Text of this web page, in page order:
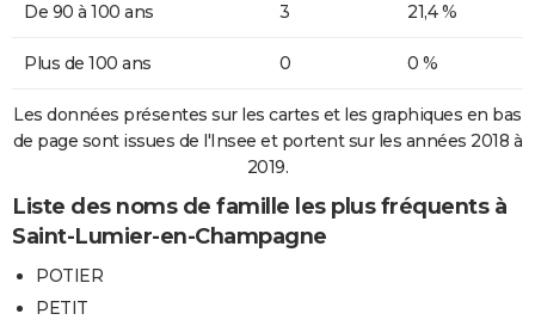
De 90 à 100 ans 3 21,4 %
Plus de 100 ans 0 0 %
Les données présentes sur les cartes et les graphiques en bas
de page sont issues de l'Insee et portent sur les années 2018 à
2019.
Liste des noms de famille les plus fréquents à
Saint-Lumier-en-Champagne
POTIER
PETIT